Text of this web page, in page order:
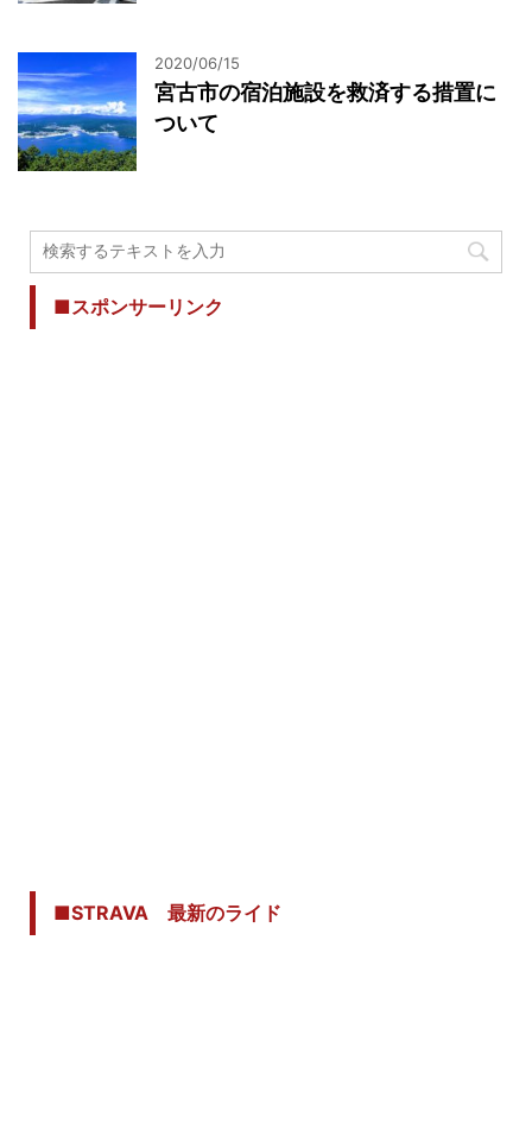
2020/06/15
宮古市の宿泊施設を救済する措置に
ついて
■スポンサーリンク
■STRAVA 最新のライド